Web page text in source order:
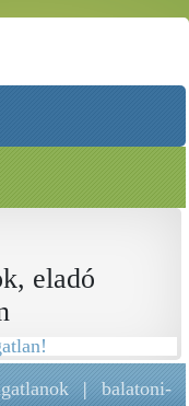
eladó
| balatoni-